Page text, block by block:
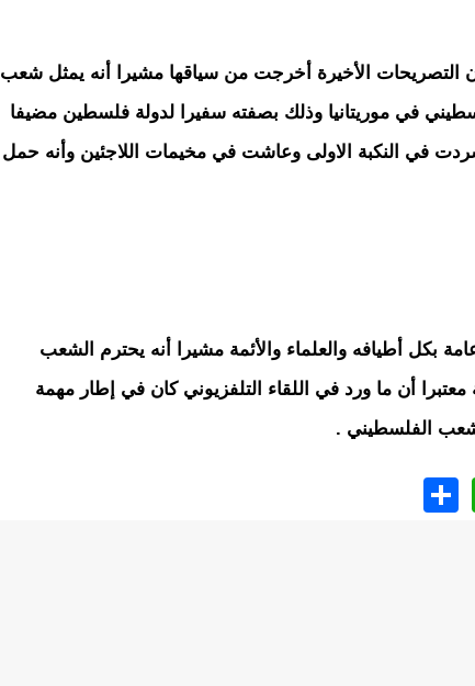
الأخيرة أخرجت من سياقها مشيرا أنه يمثل شعب
في موريتانيا وذلك بصفته سفيرا لدولة فلسطين مضيفا
في النكبة الاولى وعاشت في مخيمات اللاجئين وأنه حمل
بكل أطيافه والعلماء والأئمة مشيرا أنه يحترم الشعب
معتبرا أن ما ورد في اللقاء التلفزيوني كان في إطار مهمة
الفلسطيني .
WhatsApp